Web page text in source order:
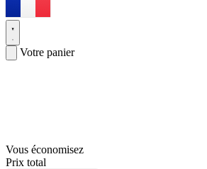
Votre panier
Vous économisez
Prix total